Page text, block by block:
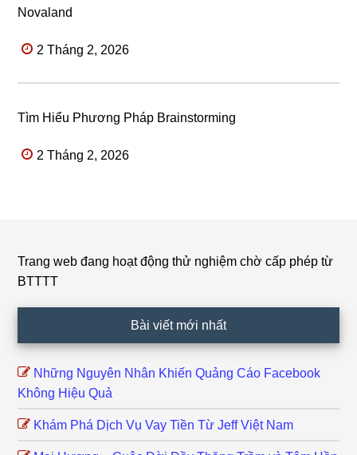
Novaland
2 Tháng 2, 2026
Tìm Hiểu Phương Pháp Brainstorming
2 Tháng 2, 2026
Footer
Trang web đang hoạt động thử nghiệm chờ cấp phép từ
BTTTT
Bài viết mới nhất
Những Nguyên Nhân Khiến Quảng Cáo Facebook
Không Hiệu Quả
Khám Phá Dịch Vụ Vay Tiền Từ Jeff Việt Nam